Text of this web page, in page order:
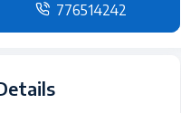
776514242